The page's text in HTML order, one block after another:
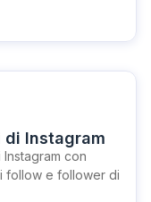
Instagram
con
follow e follower di